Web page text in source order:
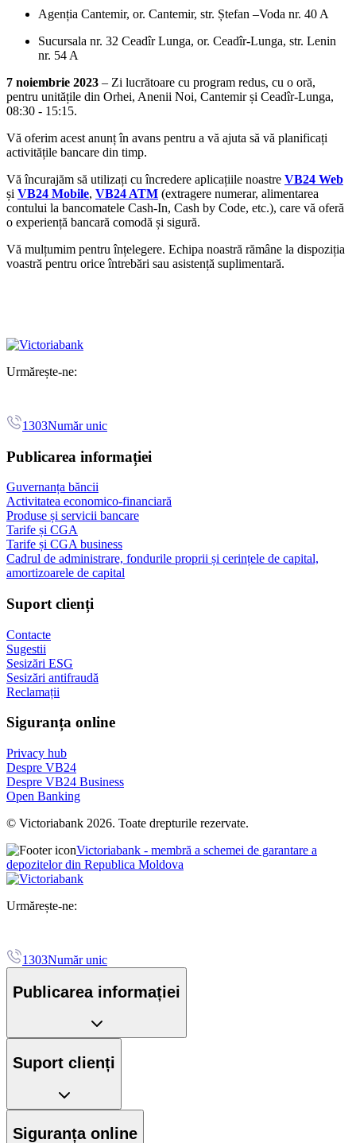
Agenția Cantemir, or. Cantemir, str. Ștefan –Voda nr. 40 A
Sucursala nr. 32 Ceadîr Lunga, or. Ceadîr-Lunga, str. Lenin
nr. 54 A
7 noiembrie 2023 – Zi lucrătoare cu program redus, cu o oră,
pentru unitățile din Orhei, Anenii Noi, Cantemir și Ceadîr-Lunga,
08:30 - 15:15.
Vă oferim acest anunț în avans pentru a vă ajuta să vă planificați
activitățile bancare din timp.
Vă încurajăm să utilizați cu încredere aplicațiile noastre VB24 Web
și VB24 Mobile, VB24 ATM (extragere numerar, alimentarea
contului la bancomatele Cash-In, Cash by Code, etc.), care vă oferă
o experiență bancară comodă și sigură.
Vă mulțumim pentru înțelegere. Echipa noastră rămâne la dispoziția
voastră pentru orice întrebări sau asistență suplimentară.
Urmărește-ne:
1303Număr unic
Publicarea informației
Guvernanța băncii
Activitatea economico-financiară
Produse și servicii bancare
Tarife și CGA
Tarife și CGA business
Cadrul de administrare, fondurile proprii și cerințele de capital,
amortizoarele de capital
Suport clienți
Contacte
Sugestii
Sesizări ESG
Sesizări antifraudă
Reclamații
Siguranța online
Privacy hub
Despre VB24
Despre VB24 Business
Open Banking
© Victoriabank 2026. Toate drepturile rezervate.
Victoriabank - membră a schemei de garantare a
depozitelor din Republica Moldova
Urmărește-ne:
1303Număr unic
Publicarea informației
Suport clienți
Siguranța online